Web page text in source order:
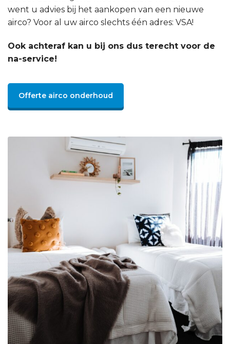
went u advies bij het aankopen van een nieuwe
airco? Voor al uw airco slechts één adres: VSA!
Ook achteraf kan u bij ons dus terecht voor de
na-service!
Offerte airco onderhoud